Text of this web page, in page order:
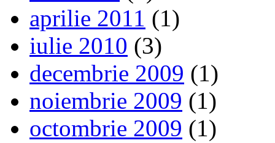
aprilie 2011 (1)
iulie 2010 (3)
decembrie 2009 (1)
noiembrie 2009 (1)
octombrie 2009 (1)